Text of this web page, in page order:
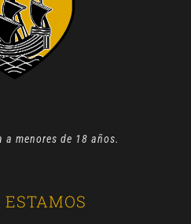
menores de 18 años.
ESTAMOS